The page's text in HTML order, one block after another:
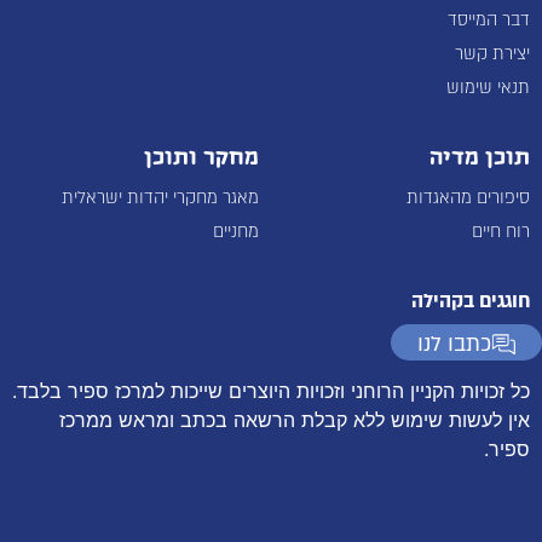
דבר המייסד
יצירת קשר
תנאי שימוש
תוכן מדיה
סיפורים מהאגדות
רוח חיים
מחקר ותוכן
מאגר מחקרי יהדות ישראלית
מחניים
חוגגים בקהילה
כתבו לנו
כל זכויות הקניין הרוחני וזכויות היוצרים שייכות למרכז ספיר בלבד.
אין לעשות שימוש ללא קבלת הרשאה בכתב ומראש ממרכז
ספיר.